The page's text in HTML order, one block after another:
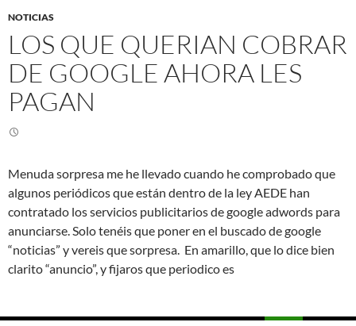
NOTICIAS
LOS QUE QUERIAN COBRAR
DE GOOGLE AHORA LES
PAGAN
Menuda sorpresa me he llevado cuando he comprobado que
algunos periódicos que están dentro de la ley AEDE han
contratado los servicios publicitarios de google adwords para
anunciarse. Solo tenéis que poner en el buscado de google
“noticias” y vereis que sorpresa. En amarillo, que lo dice bien
clarito “anuncio”, y fijaros que periodico es